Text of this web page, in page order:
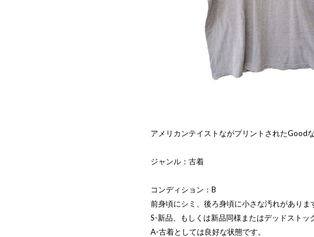
アメリカンテイストながプリントされたGoodな
ジャンル：古着
コンディション：B
前身頃にシミ、後ろ身頃に小さな汚れがありま
S-新品、もしくは新品同様またはデッドストッ
A-古着としては良好な状態です。